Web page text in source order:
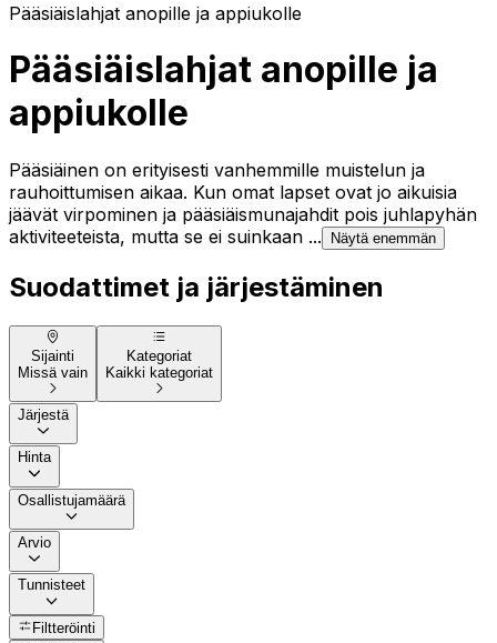
Pääsiäislahjat anopille ja appiukolle
Pääsiäislahjat anopille ja
appiukolle
Pääsiäinen on erityisesti vanhemmille muistelun ja
rauhoittumisen aikaa. Kun omat lapset ovat jo aikuisia
jäävät virpominen ja pääsiäismunajahdit pois juhlapyhän
aktiviteeteista, mutta se ei suinkaan ...
Näytä enemmän
Suodattimet ja järjestäminen
Sijainti
Missä vain
Kategoriat
Kaikki kategoriat
Järjestä
Hinta
Osallistujamäärä
Arvio
Tunnisteet
Filtteröinti